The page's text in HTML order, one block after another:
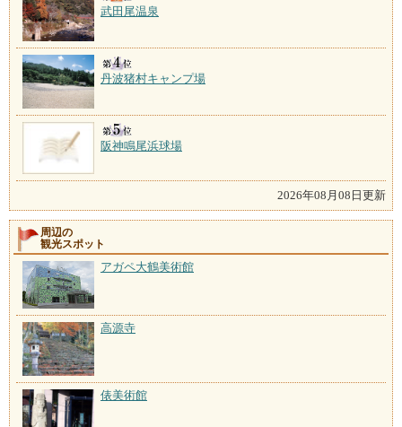
武田尾温泉
丹波猪村キャンプ場
阪神鳴尾浜球場
2026年08月08日更新
周辺の
観光スポット
アガペ大鶴美術館
高源寺
俵美術館